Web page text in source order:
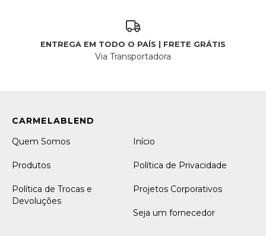
ENTREGA EM TODO O PAÍS | FRETE GRÁTIS
Via Transportadora
Quem Somos Início
Produtos Política de Privacidade
Política de Trocas e
Devoluções
Projetos Corporativos
Seja um fornecedor